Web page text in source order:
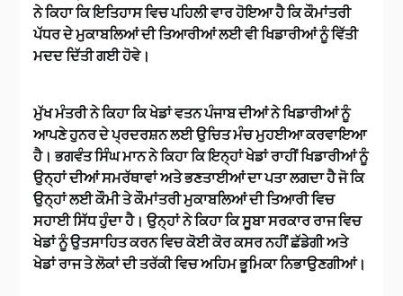
ਨੇ ਕਿਹਾ ਕਿ ਇਤਿਹਾਸ ਵਿਚ ਪਹਿਲੀ ਵਾਰ ਹੋਇਆ ਹੈ ਕਿ ਕੌਮਾਂਤਰੀ
ਪੱਧਰ ਦੇ ਮੁਕਾਬਲਿਆਂ ਦੀ ਤਿਆਰੀਆਂ ਲਈ ਵੀ ਖਿਡਾਰੀਆਂ ਨੂੰ ਵਿੱਤੀ
ਮਦਦ ਦਿੱਤੀ ਗਈ ਹੋਵੇ।
ਮੁੱਖ ਮੰਤਰੀ ਨੇ ਕਿਹਾ ਕਿ ਖੇਡਾਂ ਵਤਨ ਪੰਜਾਬ ਦੀਆਂ ਨੇ ਖਿਡਾਰੀਆਂ ਨੂੰ
ਆਪਣੇ ਹੁਨਰ ਦੇ ਪ੍ਰਦਰਸ਼ਨ ਲਈ ਉਚਿਤ ਮੰਚ ਮੁਹਈਆ ਕਰਵਾਇਆ
ਹੈ। ਭਗਵੰਤ ਸਿੰਘ ਮਾਨ ਨੇ ਕਿਹਾ ਕਿ ਇਨ੍ਹਾਂ ਖੇਡਾਂ ਰਾਹੀਂ ਖਿਡਾਰੀਆਂ ਨੂੰ
ਉਨ੍ਹਾਂ ਦੀਆਂ ਸਮਰੱਥਾਵਾਂ ਅਤੇ ਭਣਤਾਈਆਂ ਦਾ ਪਤਾ ਲਗਦਾ ਹੈ ਜੋ ਕਿ
ਉਨ੍ਹਾਂ ਲਈ ਕੌਮੀ ਤੇ ਕੌਮਾਂਤਰੀ ਮੁਕਾਬਲਿਆਂ ਦੀ ਤਿਆਰੀ ਵਿਚ
ਸਹਾਈ ਸਿੱਧ ਹੁੰਦਾ ਹੈ। ਉਨ੍ਹਾਂ ਨੇ ਕਿਹਾ ਕਿ ਸੂਬਾ ਸਰਕਾਰ ਰਾਜ ਵਿਚ
ਖੇਡਾਂ ਨੂੰ ਉਤਸਾਹਿਤ ਕਰਨ ਵਿਚ ਕੋਈ ਕੋਰ ਕਸਰ ਨਹੀਂ ਛੱਡੇਗੀ ਅਤੇ
ਖੇਡਾਂ ਰਾਜ ਤੇ ਲੋਕਾਂ ਦੀ ਤਰੱਕੀ ਵਿਚ ਅਹਿਮ ਭੂਮਿਕਾ ਨਿਭਾਉਣਗੀਆਂ।